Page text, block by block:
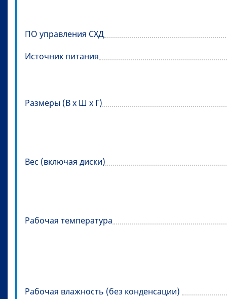
ПО управления СХД
Источник питания
Размеры (В x Ш x Г)
Вес (включая диски)
Рабочая температура
Рабочая влажность (без конденсации)